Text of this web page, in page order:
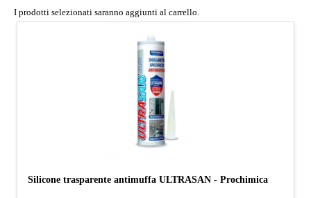
I prodotti selezionati saranno aggiunti al carrello.
Silicone trasparente antimuffa ULTRASAN - Prochimica